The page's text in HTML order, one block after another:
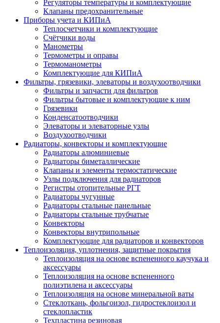
Регуляторы температуры и комплектующие
Клапаны предохранительные
Приборы учета и КИПиА
Теплосчетчики и комплектующие
Счётчики воды
Манометры
Термометры и оправы
Термоманометры
Комплектующие для КИПиА
Фильтры, грязевики, элеваторы и воздухоотводчики
Фильтры и запчасти для фильтров
Фильтры бытовые и комплектующие к ним
Грязевики
Конденсатоотводчики
Элеваторы и элеваторные узлы
Воздухоотводчики
Радиаторы, конвекторы и комплектующие
Радиаторы алюминиевые
Радиаторы биметаллические
Клапаны и элементы термостатические
Узлы подключения для радиаторов
Регистры отопительные РГТ
Радиаторы чугунные
Радиаторы стальные панельные
Радиаторы стальные трубчатые
Конвекторы
Конвекторы внутрипольные
Комплектующие для радиаторов и конвекторов
Теплоизоляция, уплотнения, защитные покрытия
Теплоизоляция на основе вспененного каучука и
аксессуары
Теплоизоляция на основе вспененного
полиэтилена и аксессуары
Теплоизоляция на основе минеральной ваты
Стеклоткань, фольгоизол, гидростеклоизол и
стеклопластик
Техпластина резиновая